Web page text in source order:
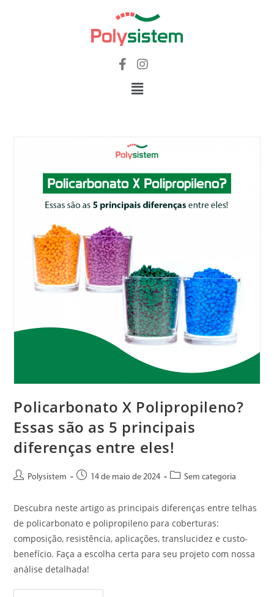
Policarbonato X Polipropileno?
Essas são as 5 principais
diferenças entre eles!
Polysistem 14 de maio de 2024 Sem categoria
Descubra neste artigo as principais diferenças entre telhas
de policarbonato e polipropileno para coberturas:
composição, resistência, aplicações, translucidez e custo-
benefício. Faça a escolha certa para seu projeto com nossa
análise detalhada!